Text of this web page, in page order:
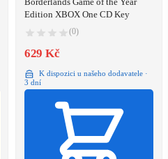
Edition XBOX One CD Key
(0)
629 Kč
K dispozici u našeho dodavatele ·
3 dní